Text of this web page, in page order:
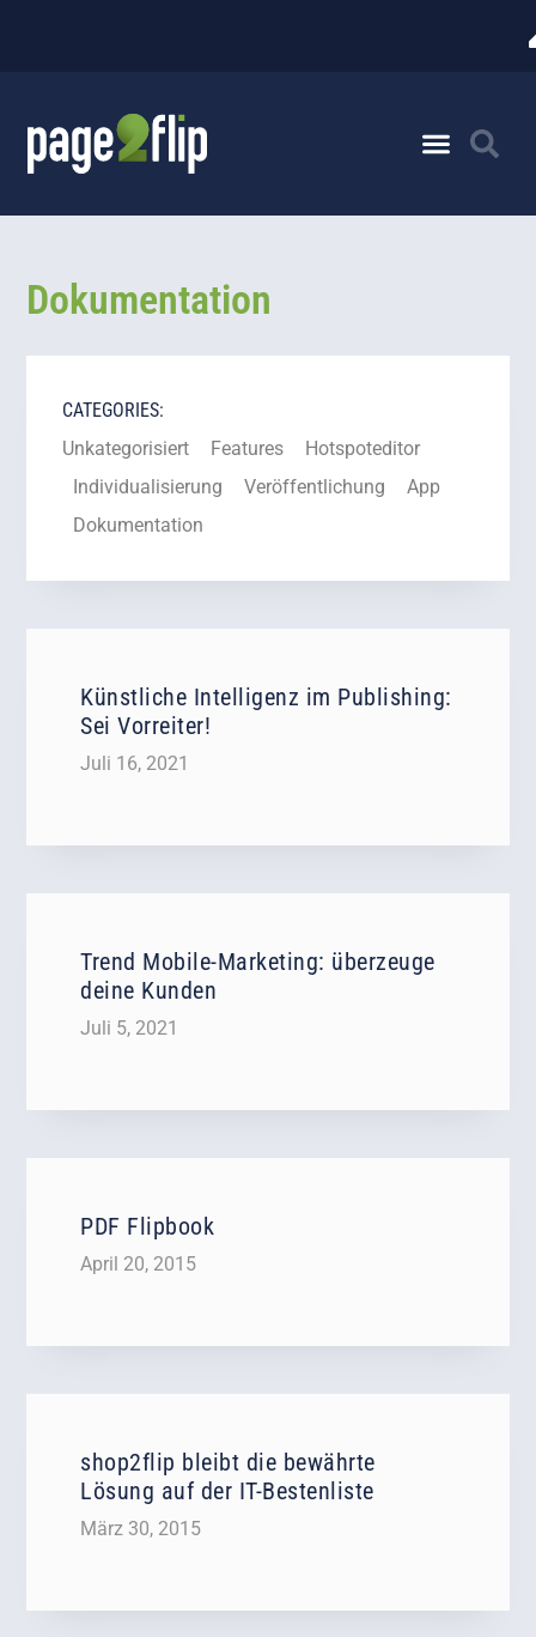
Dokumentation
CATEGORIES:
Unkategorisiert
Features
Hotspoteditor
Individualisierung
Veröffentlichung
App
Dokumentation
Künstliche Intelligenz im Publishing:
Sei Vorreiter!
Juli 16, 2021
Trend Mobile-Marketing: überzeuge
deine Kunden
Juli 5, 2021
PDF Flipbook
April 20, 2015
shop2flip bleibt die bewährte
Lösung auf der IT-Bestenliste
März 30, 2015